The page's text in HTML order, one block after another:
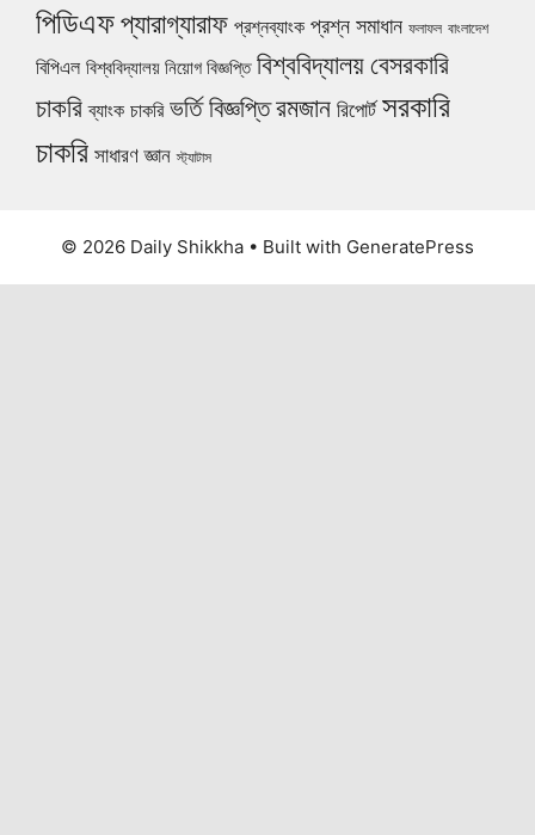
পিডিএফপ্যারাগ্যারাফ প্রশ্নব্যাংক প্রশ্ন সমাধান ফলাফল বাংলাদেশ
বিপিএল বিশ্ববিদ্যালয় নিয়োগ বিজ্ঞপ্তি বিশ্ববিদ্যালয়বেসরকারি
চাকরি ব্যাংক চাকরি ভর্তি বিজ্ঞপ্তিরমজান রিপোর্ট সরকারি
চাকরি সাধারণ জ্ঞান স্ট্যাটাস
© 2026 Daily Shikkha • Built with GeneratePress